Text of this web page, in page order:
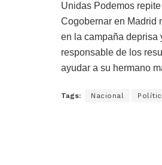
Unidas Podemos
Cogobernar en Madrid
en la campaña deprisa
responsable de los
ayudar a su hermano
Tags: Nacional